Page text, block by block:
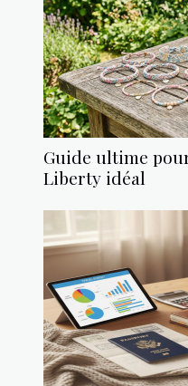
Guide ultime
Liberty idéal